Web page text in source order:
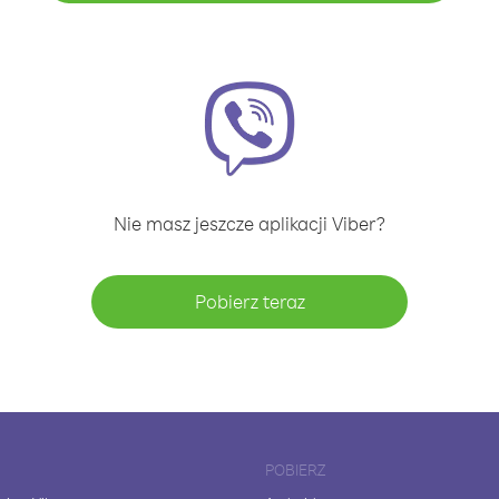
Nie masz jeszcze aplikacji Viber?
Pobierz teraz
POBIERZ